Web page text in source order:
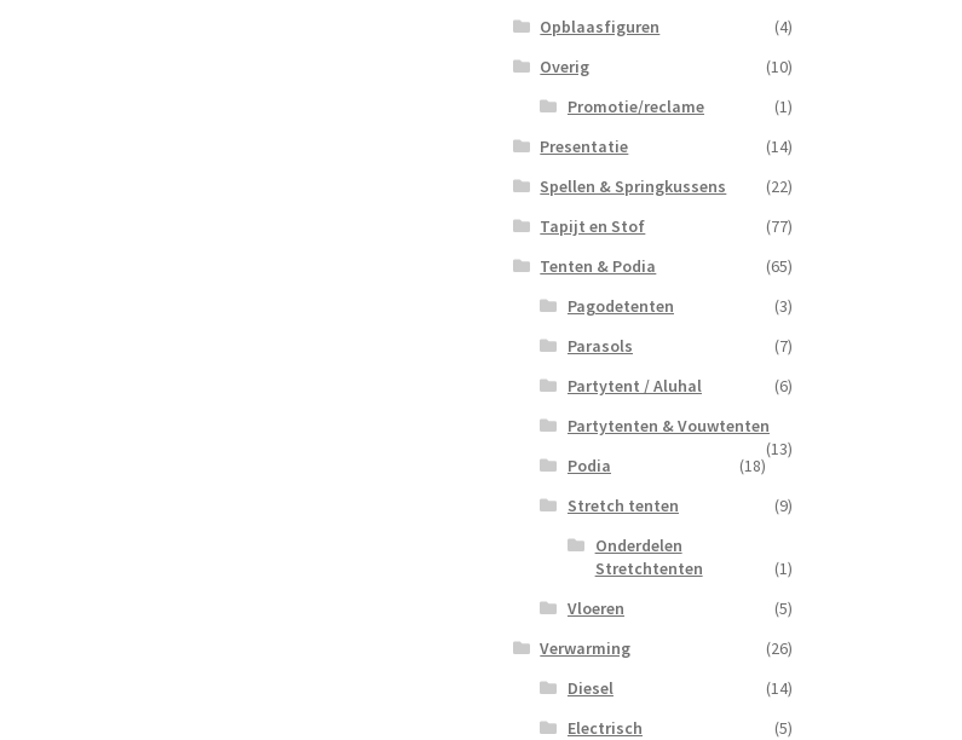
Opblaasfiguren
(4)
Overig
(10)
Promotie/reclame
(1)
Presentatie
(14)
Spellen & Springkussens
(22)
Tapijt en Stof
(77)
Tenten & Podia
(65)
Pagodetenten
(3)
Parasols
(7)
Partytent / Aluhal
(6)
Partytenten & Vouwtenten
(13)
Podia
(18)
Stretch tenten
(9)
Onderdelen
Stretchtenten
(1)
Vloeren
(5)
Verwarming
(26)
Diesel
(14)
Electrisch
(5)